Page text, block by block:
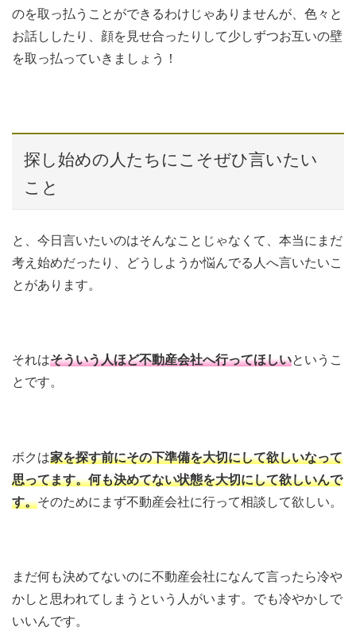
のを取っ払うことができるわけじゃありませんが、色々と
お話ししたり、顔を見せ合ったりして少しずつお互いの壁
を取っ払っていきましょう！
探し始めの人たちにこそぜひ言いたい
こと
と、今日言いたいのはそんなことじゃなくて、本当にまだ
考え始めだったり、どうしようか悩んでる人へ言いたいこ
とがあります。
それはそういう人ほど不動産会社へ行ってほしいというこ
とです。
ボクは家を探す前にその下準備を大切にして欲しいなって
思ってます。何も決めてない状態を大切にして欲しいんで
す。そのためにまず不動産会社に行って相談して欲しい。
まだ何も決めてないのに不動産会社になんて言ったら冷や
かしと思われてしまうという人がいます。でも冷やかしで
いいんです。